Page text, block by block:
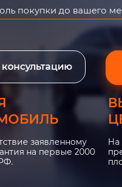
покупки до вашего
заявленному
на первые 2000
На